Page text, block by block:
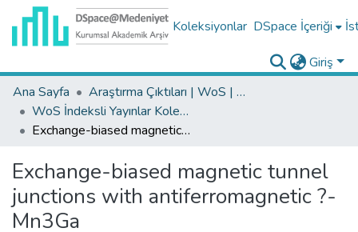
Koleksiyonlar DSpace İçeriği
Giriş
Ana Sayfa
Araştırma Çıktıları | WoS | Scopus | TR-Dizin | PubMed
WoS İndeksli Yayınlar Koleksiyonu
Exchange-biased magnetic tunnel junctions with antiferromagnetic ?-Mn3Ga
Exchange-biased magnetic tunnel
junctions with antiferromagnetic ?-
Mn3Ga